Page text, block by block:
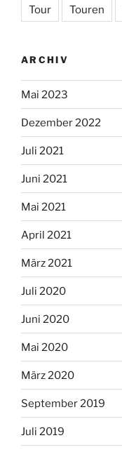
Tour Touren
ARCHIV
Mai 2023
Dezember 2022
Juli 2021
Juni 2021
Mai 2021
April 2021
März 2021
Juli 2020
Juni 2020
Mai 2020
März 2020
September 2019
Juli 2019